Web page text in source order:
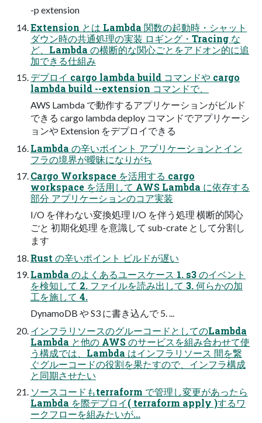
-p extension
Extension とは Lambda 関数の起動時・シャット
ダウン時の共通処理の実装 ロギング・Tracing な
ど、Lambda の横断的な関心ごとをアドオン的に追
加できる仕組み
デプロイ cargo lambda build コマンドや cargo
lambda build --extension コマンドで、
AWS Lambda で動作するアプリケーションがビルド
できる cargo lambda deploy コマンドでアプリケーシ
ョンや Extension をデプロイできる
Lambda の辛いポイント アプリケーションとイン
フラの境界が曖昧になりがち
Cargo Workspace を活用する cargo
workspace を活用して AWS Lambda に依存する
部分 アプリケーションのコア実装
I/O を伴わない変換処理 I/O を伴う処理 横断的関心
ごと 初期化処理 を意識して sub-crate として分割し
ます
Rust の辛いポイント ビルドが遅い
Lambda のよくあるユースケース 1. s3 のイベント
を検知して 2. ファイルを読み出して 3. 何らかの加
工を施して 4.
DynamoDB や S3 に書き込んで 5. ...
インフラリソースのグルーコードとしてのLambda
Lambda と他の AWS のサービスを組み合わせて使
う構成では、Lambda はインフラリソース 間を繋
ぐグルーコードの役割を果たすので、インフラ構成
と同期させたい
ソースコードもterraform で管理し変更があったら
Lambda を際デプロイ( terraform apply )するワ
ークフローを組みたいが...